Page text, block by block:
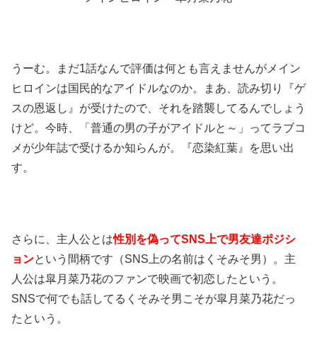
うーむ。まだ1話なんで評価は何とも言えませんがメイン
ヒロインは国民的なアイドルなのか。まあ、読み切り『ゲ
スの恩返し』が受けたので、それを踏襲してるんでしょう
けど。今時、「普通の男の子がアイドルと～」ってラブコ
メが少年誌で受けるか知らんが。『恋染紅葉』を思い出
す。
さらに、主人公とは性別を偽ってSNS上で男友達ポジシ
ョンという間柄です（SNS上の名前はくそみそ男）。主
人公は皐月菜乃花のファンで映画で初恋したという。
SNSで何でも話してるくそみそ男こそが皐月菜乃花だっ
たという。